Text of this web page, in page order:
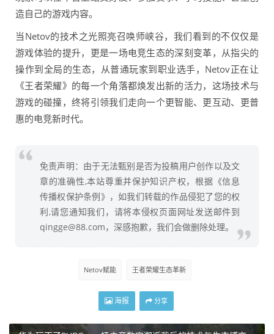
造自己的游戏内容。
当Netov的技术之光照亮召唤师峡谷，我们看到的不仅仅是
游戏体验的提升，更是一场电竞生态的深刻变革，从指尖的
操作到全局的生态，从普通玩家到职业选手，Netov正在让
《王者荣耀》的每一个角落都焕发出新的活力，这场技术与
游戏的碰撞，终将引领我们走向一个更智能、更互动、更普
惠的电竞新时代。
免责声明：由于无法甄别是否为投稿用户创作以及文
章的准确性,本站尊重并保护知识产权，根据《信息
传播权保护条例》，如我们转载的作品侵犯了您的权
利,请您通知我们，请将本侵权页面网址发送邮件到
qingge@88.com，深感抱歉，我们会做删除处理。
Netov赋能 王者荣耀生态革新
海报 分享